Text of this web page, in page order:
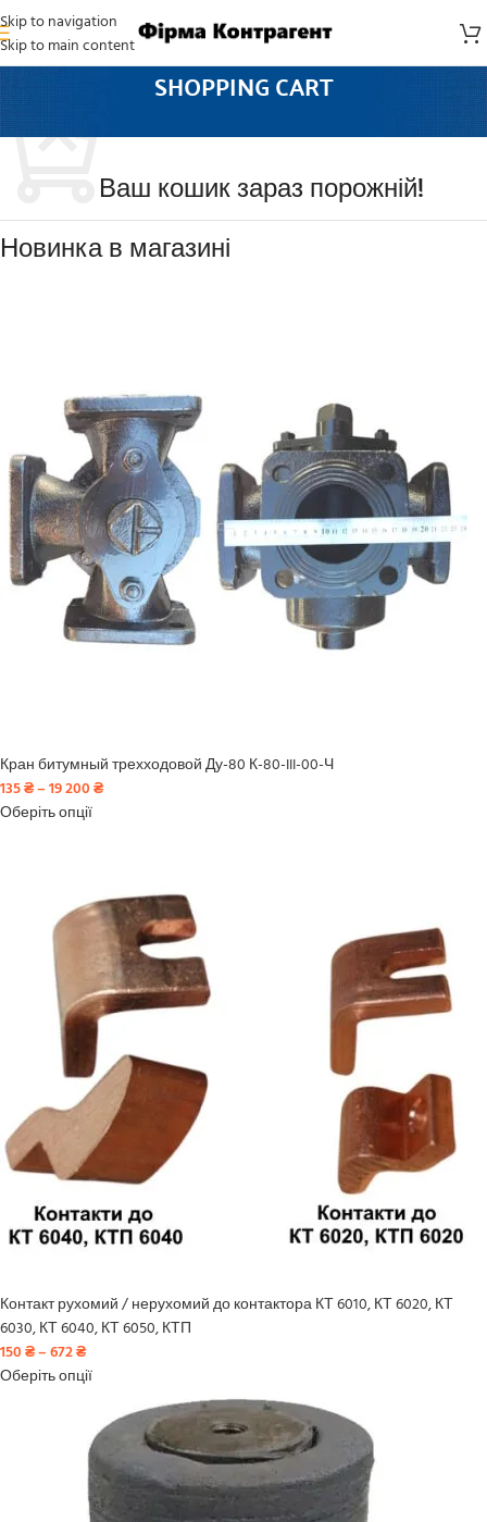
Skip to navigation
Skip to main content
SHOPPING CART
Ваш кошик зараз порожній!
Новинка в магазині
Кран битумный трехходовой Ду-80 К-80-III-00-Ч
135₴–19 200₴
Оберіть опції
Контакт рухомий / нерухомий до контактора КТ 6010, КТ 6020, КТ
6030, КТ 6040, КТ 6050, КТП
150₴–672₴
Оберіть опції